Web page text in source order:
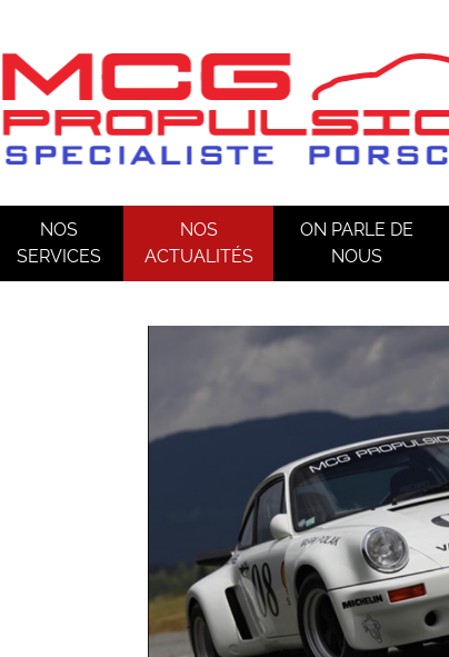
NOS
SERVICES
NOS
ACTUALITÉS
ON PARLE DE
NOUS